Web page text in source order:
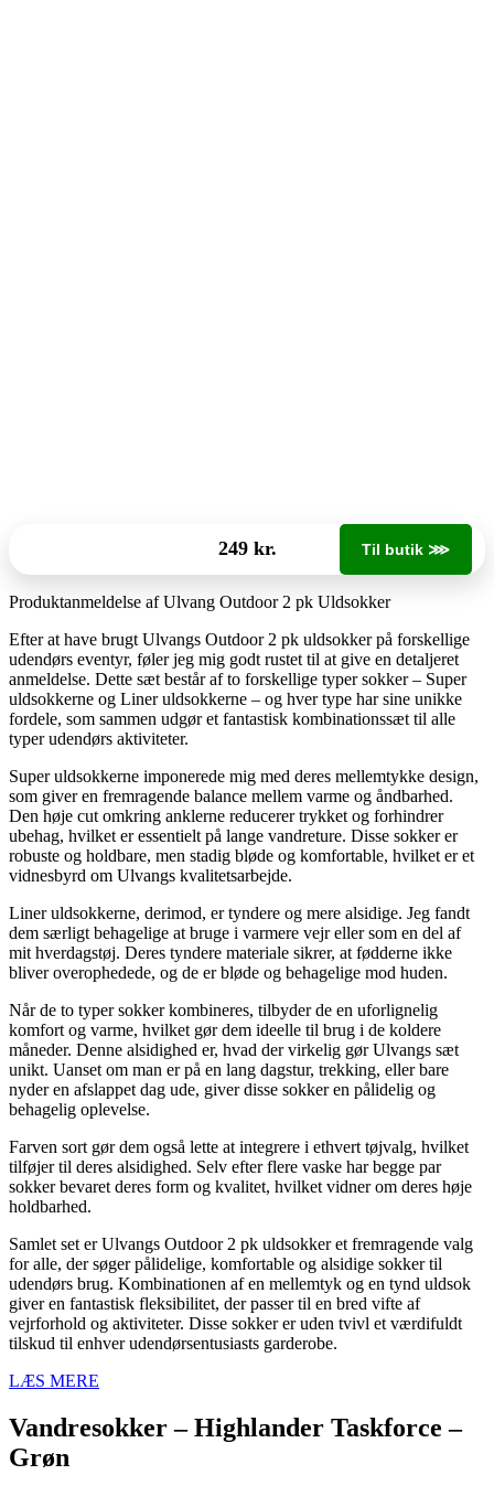
249 kr. Til butik ⋙
Produktanmeldelse af Ulvang Outdoor 2 pk Uldsokker
Efter at have brugt Ulvangs Outdoor 2 pk uldsokker på forskellige
udendørs eventyr, føler jeg mig godt rustet til at give en detaljeret
anmeldelse. Dette sæt består af to forskellige typer sokker – Super
uldsokkerne og Liner uldsokkerne – og hver type har sine unikke
fordele, som sammen udgør et fantastisk kombinationssæt til alle
typer udendørs aktiviteter.
Super uldsokkerne imponerede mig med deres mellemtykke design,
som giver en fremragende balance mellem varme og åndbarhed.
Den høje cut omkring anklerne reducerer trykket og forhindrer
ubehag, hvilket er essentielt på lange vandreture. Disse sokker er
robuste og holdbare, men stadig bløde og komfortable, hvilket er et
vidnesbyrd om Ulvangs kvalitetsarbejde.
Liner uldsokkerne, derimod, er tyndere og mere alsidige. Jeg fandt
dem særligt behagelige at bruge i varmere vejr eller som en del af
mit hverdagstøj. Deres tyndere materiale sikrer, at fødderne ikke
bliver overophedede, og de er bløde og behagelige mod huden.
Når de to typer sokker kombineres, tilbyder de en uforlignelig
komfort og varme, hvilket gør dem ideelle til brug i de koldere
måneder. Denne alsidighed er, hvad der virkelig gør Ulvangs sæt
unikt. Uanset om man er på en lang dagstur, trekking, eller bare
nyder en afslappet dag ude, giver disse sokker en pålidelig og
behagelig oplevelse.
Farven sort gør dem også lette at integrere i ethvert tøjvalg, hvilket
tilføjer til deres alsidighed. Selv efter flere vaske har begge par
sokker bevaret deres form og kvalitet, hvilket vidner om deres høje
holdbarhed.
Samlet set er Ulvangs Outdoor 2 pk uldsokker et fremragende valg
for alle, der søger pålidelige, komfortable og alsidige sokker til
udendørs brug. Kombinationen af en mellemtyk og en tynd uldsok
giver en fantastisk fleksibilitet, der passer til en bred vifte af
vejrforhold og aktiviteter. Disse sokker er uden tvivl et værdifuldt
tilskud til enhver udendørsentusiasts garderobe.
LÆS MERE
Vandresokker – Highlander Taskforce –
Grøn